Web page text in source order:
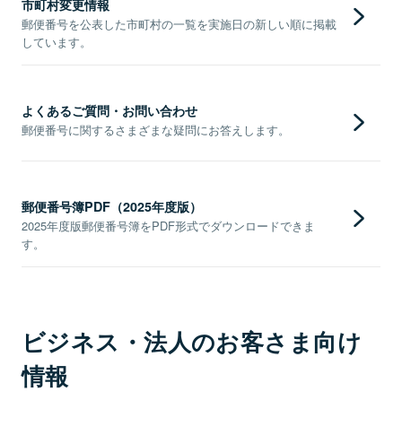
市町村変更情報
郵便番号を公表した市町村の一覧を実施日の新しい順に掲載
しています。
よくあるご質問・お問い合わせ
郵便番号に関するさまざまな疑問にお答えします。
郵便番号簿PDF（2025年度版）
2025年度版郵便番号簿をPDF形式でダウンロードできま
す。
ビジネス・法人のお客さま向け
情報